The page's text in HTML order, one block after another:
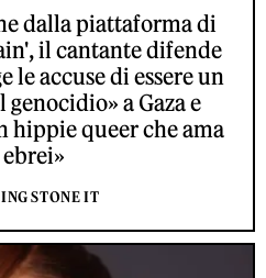
dalla piattaforma di
il cantante difende
le accuse di essere un
genocidio» a Gaza e
hippie queer che ama
STONE IT